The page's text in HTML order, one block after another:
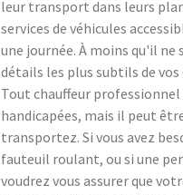
leur transport dans leurs
services de véhicules
une journée. À moins qu'il
détails les plus subtils de
Tout chauffeur professionnel
handicapées, mais il peut
transportez. Si vous avez
fauteuil roulant, ou si une
voudrez vous assurer que